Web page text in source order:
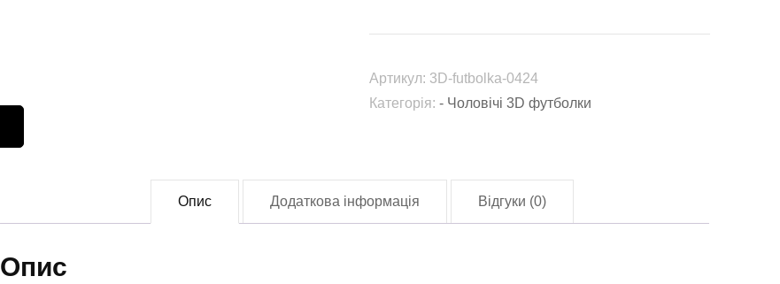
(3D-
0424)
кількість
Артикул: 3D-futbolka-0424
Категорія:- Чоловічі 3D футболки
Опис Додаткова інформація Відгуки (0)
Опис